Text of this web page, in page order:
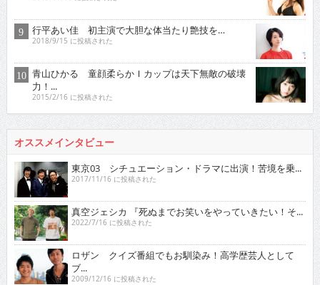
行平あい佳 初主演で大胆な体当たり艶技を…
2018/9/15 に投稿された
青山ひかる 童顔柔らかＩカップは天下無敵の破壊
力！...
2015/2/16 に投稿された
オススメインタビュー
東京03 シチュエーション・ドラマに出演！苦境を乗...
2017/11/16 に投稿された
真空ジェシカ 『死ぬまでお笑いをやっていきたい！そ...
2022/7/16 に投稿された
ロザン クイズ番組でもお馴染み！高学歴芸人として
ブ...
2009/12/16 に投稿された